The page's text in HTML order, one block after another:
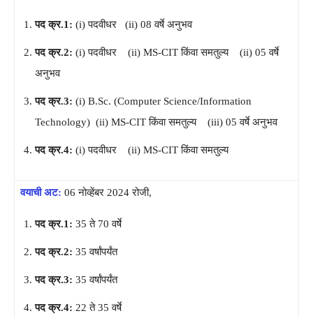
पद क्र.1: (i) पदवीधर (ii) 08 वर्षे अनुभव
पद क्र.2: (i) पदवीधर (ii) MS-CIT किंवा समतुल्य (ii) 05 वर्षे
अनुभव
पद क्र.3: (i) B.Sc. (Computer Science/Information
Technology) (ii) MS-CIT किंवा समतुल्य (iii) 05 वर्षे अनुभव
पद क्र.4: (i) पदवीधर (ii) MS-CIT किंवा समतुल्य
वयाची अट: 06 नोव्हेंबर 2024 रोजी,
पद क्र.1: 35 ते 70 वर्षे
पद क्र.2: 35 वर्षांपर्यंत
पद क्र.3: 35 वर्षांपर्यंत
पद क्र.4: 22 ते 35 वर्षे